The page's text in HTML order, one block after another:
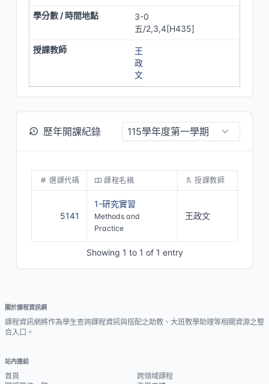
3-0
五/2,3,4[H435]
王
政
文
歷年開課紀錄
選課代碼 課程名稱 授課教師
5141
1-研究實習
Methods and
Practice
王政文
Showing 1 to 1 of 1 entry
關於課程資訊網
課程資訊網將作為學生查詢課程資訊與搭配之助教、大班教學助理等相關資源之整
合入口。
站內連結
首頁
跨領域課程